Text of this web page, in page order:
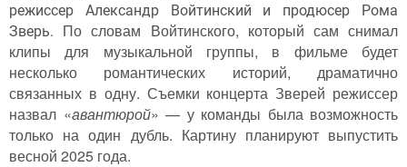
режиссер Александр Войтинский и продюсер Рома
Зверь. По словам Войтинского, который сам снимал
клипы для музыкальной группы, в фильме будет
несколько романтических историй, драматично
связанных в одну. Съемки концерта Зверей режиссер
назвал «авантюрой» — у команды была возможность
только на один дубль. Картину планируют выпустить
весной 2025 года.